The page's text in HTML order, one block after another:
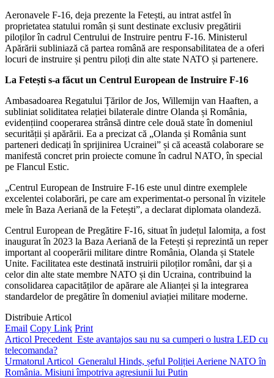
Aeronavele F-16, deja prezente la Fetești, au intrat astfel în
proprietatea statului român și sunt destinate exclusiv pregătirii
piloților în cadrul Centrului de Instruire pentru F-16. Ministerul
Apărării subliniază că partea română are responsabilitatea de a oferi
locuri de instruire și pentru piloți din alte state NATO și partenere.
La Fetești s-a făcut un Centrul European de Instruire F-16
Ambasadoarea Regatului Țărilor de Jos, Willemijn van Haaften, a
subliniat soliditatea relației bilaterale dintre Olanda și România,
evidențiind cooperarea strânsă dintre cele două state în domeniul
securității și apărării. Ea a precizat că „Olanda și România sunt
parteneri dedicați în sprijinirea Ucrainei” și că această colaborare se
manifestă concret prin proiecte comune în cadrul NATO, în special
pe Flancul Estic.
„Centrul European de Instruire F-16 este unul dintre exemplele
excelentei colaborări, pe care am experimentat-o personal în vizitele
mele în Baza Aeriană de la Fetești”, a declarat diplomata olandeză.
Centrul European de Pregătire F-16, situat în județul Ialomița, a fost
inaugurat în 2023 la Baza Aeriană de la Fetești și reprezintă un reper
important al cooperării militare dintre România, Olanda și Statele
Unite. Facilitatea este destinată instruirii piloților români, dar și a
celor din alte state membre NATO și din Ucraina, contribuind la
consolidarea capacităților de apărare ale Alianței și la integrarea
standardelor de pregătire în domeniul aviației militare moderne.
Distribuie Articol
Email Copy Link Print
Articol Precedent Este avantajos sau nu sa cumperi o lustra LED cu
telecomanda?
Urmatorul Articol Generalul Hinds, șeful Poliției Aeriene NATO în
România. Misiuni împotriva agresiunii lui Putin